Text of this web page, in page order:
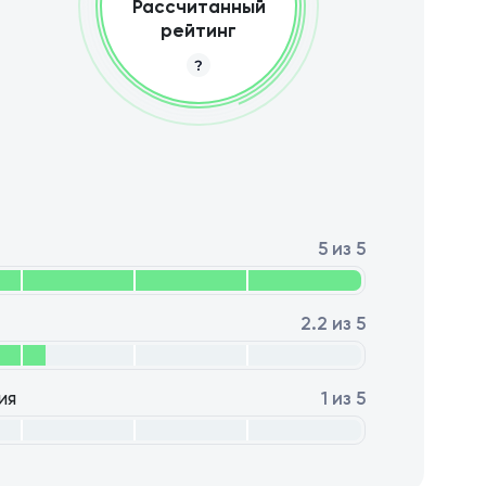
5 из 5
2.2 из 5
1 из 5
Рассчитанный
рейтинг